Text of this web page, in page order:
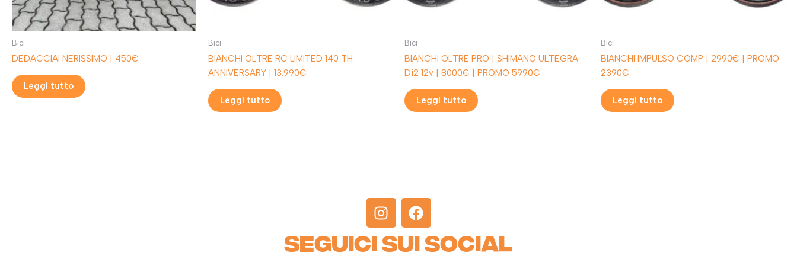
Bici
DEDACCIAI NERISSIMO | 450€
Leggi tutto
Bici
BIANCHI OLTRE RC LIMITED 140 TH
ANNIVERSARY | 13.990€
Leggi tutto
Bici
BIANCHI OLTRE PRO | SHIMANO ULTEGRA
Di2 12v | 8000€ | PROMO 5990€
Leggi tutto
Bici
BIANCHI IMPULSO COMP | 2990€ | PROMO
2390€
Leggi tutto
I
n
s
t
F
a
c
e
SEGUICI SUI SOCIAL